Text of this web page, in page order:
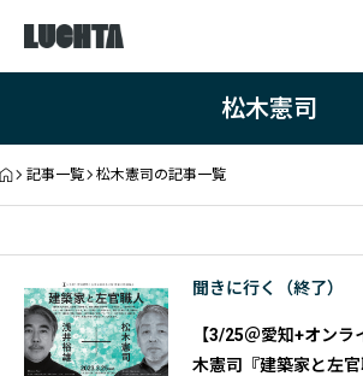
松木憲司
記事一覧 松木憲司の記事一覧
聞きに行く（終了）
【3/25＠愛知+オン
木憲司『建築家と左